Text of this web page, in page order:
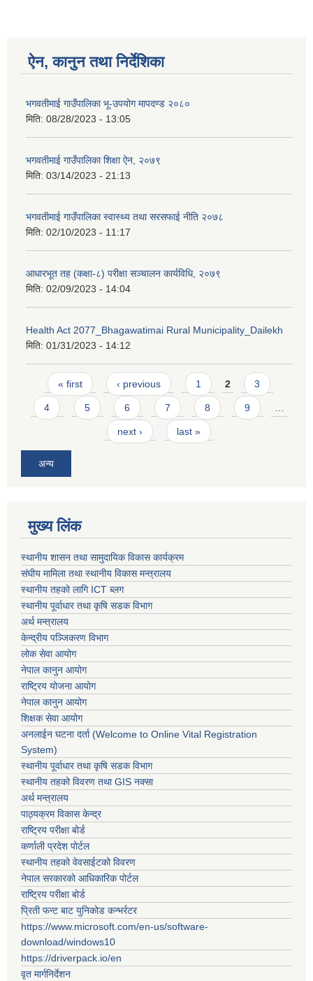
ऐन, कानुन तथा निर्देशिका
भगवतीमाई गाउँपालिका भू-उपयोग मापदण्ड २०८०
मिति: 08/28/2023 - 13:05
भगवतीमाई गाउँपालिका शिक्षा ऐन, २०७९
मिति: 03/14/2023 - 21:13
भगवतीमाई गाउँपालिका स्वास्थ्य तथा सरसफाई नीति २०७८
मिति: 02/10/2023 - 11:17
आधारभूत तह (कक्षा-८) परीक्षा सञ्चालन कार्यविधि, २०७९
मिति: 02/09/2023 - 14:04
Health Act 2077_Bhagawatimai Rural Municipality_Dailekh
मिति: 01/31/2023 - 14:12
Pages
« first ‹ previous 1 2 3
4 5 6 7 8 9
next › last »
अन्य
मुख्य लिंक
स्थानीय शासन तथा सामुदायिक विकास कार्यक्रम
संघीय मामिला तथा स्थानीय विकास मन्त्रालय
स्थानीय तहको लागि ICT ब्लग
स्थानीय पूर्वाधार तथा कृषि सडक विभाग
अर्थ मन्त्रालय
केन्द्रीय पञ्जिकरण विभाग
लोक सेवा आयोग
नेपाल कानुन आयोग
राष्ट्रिय योजना आयोग
नेपाल कानुन आयोग
शिक्षक सेवा आयोग
अनलाईन घटना दर्ता (Welcome to Online Vital Registration
System)
स्थानीय पूर्वाधार तथा कृषि सडक विभाग
स्थानीय तहको विवरण तथा GIS नक्सा
अर्थ मन्त्रालय
पाठ्यक्रम विकास केन्द्र
राष्ट्रिय परीक्षा बोर्ड
कर्णाली प्रदेश पोर्टल
स्थानीय तहको वेवसाईटको विवरण
नेपाल सरकारको आधिकारिक पोर्टल
राष्ट्रिय परीक्षा बोर्ड
प्रिती फन्ट बाट युनिकोड कन्भर्रटर
https://www.microsoft.com/en-us/software-
download/windows10
https://driverpack.io/en
वृत मार्गनिर्देशन